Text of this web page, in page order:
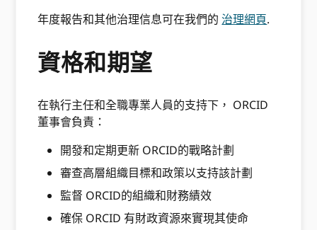
年度報告和其他治理信息可在我們的 治理網頁.
資格和期望
在執行主任和全職專業人員的支持下， ORCID
董事會負責：
開發和定期更新 ORCID的戰略計劃
審查高層組織目標和政策以支持該計劃
監督 ORCID的組織和財務績效
確保 ORCID 有財政資源來實現其使命